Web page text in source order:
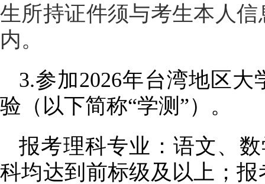
生所持证件须与考生本人
内。
3.参加2026年台湾地区
验（以下简称“学测”）。
报考理科专业：语文、
科均达到前标级及以上；